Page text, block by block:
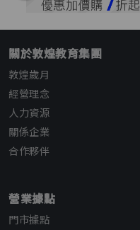
關於敦煌教育集團
敦煌歲月
經營理念
人力資源
關係企業
合作夥伴
營業據點
門市據點